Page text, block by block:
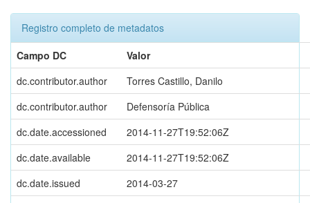
Registro completo de metadatos
Campo DC
Valor
dc.contributor.author
Torres Castillo, Danilo
dc.contributor.author
Defensoría Pública
dc.date.accessioned
2014-11-27T19:52:06Z
dc.date.available
2014-11-27T19:52:06Z
dc.date.issued
2014-03-27